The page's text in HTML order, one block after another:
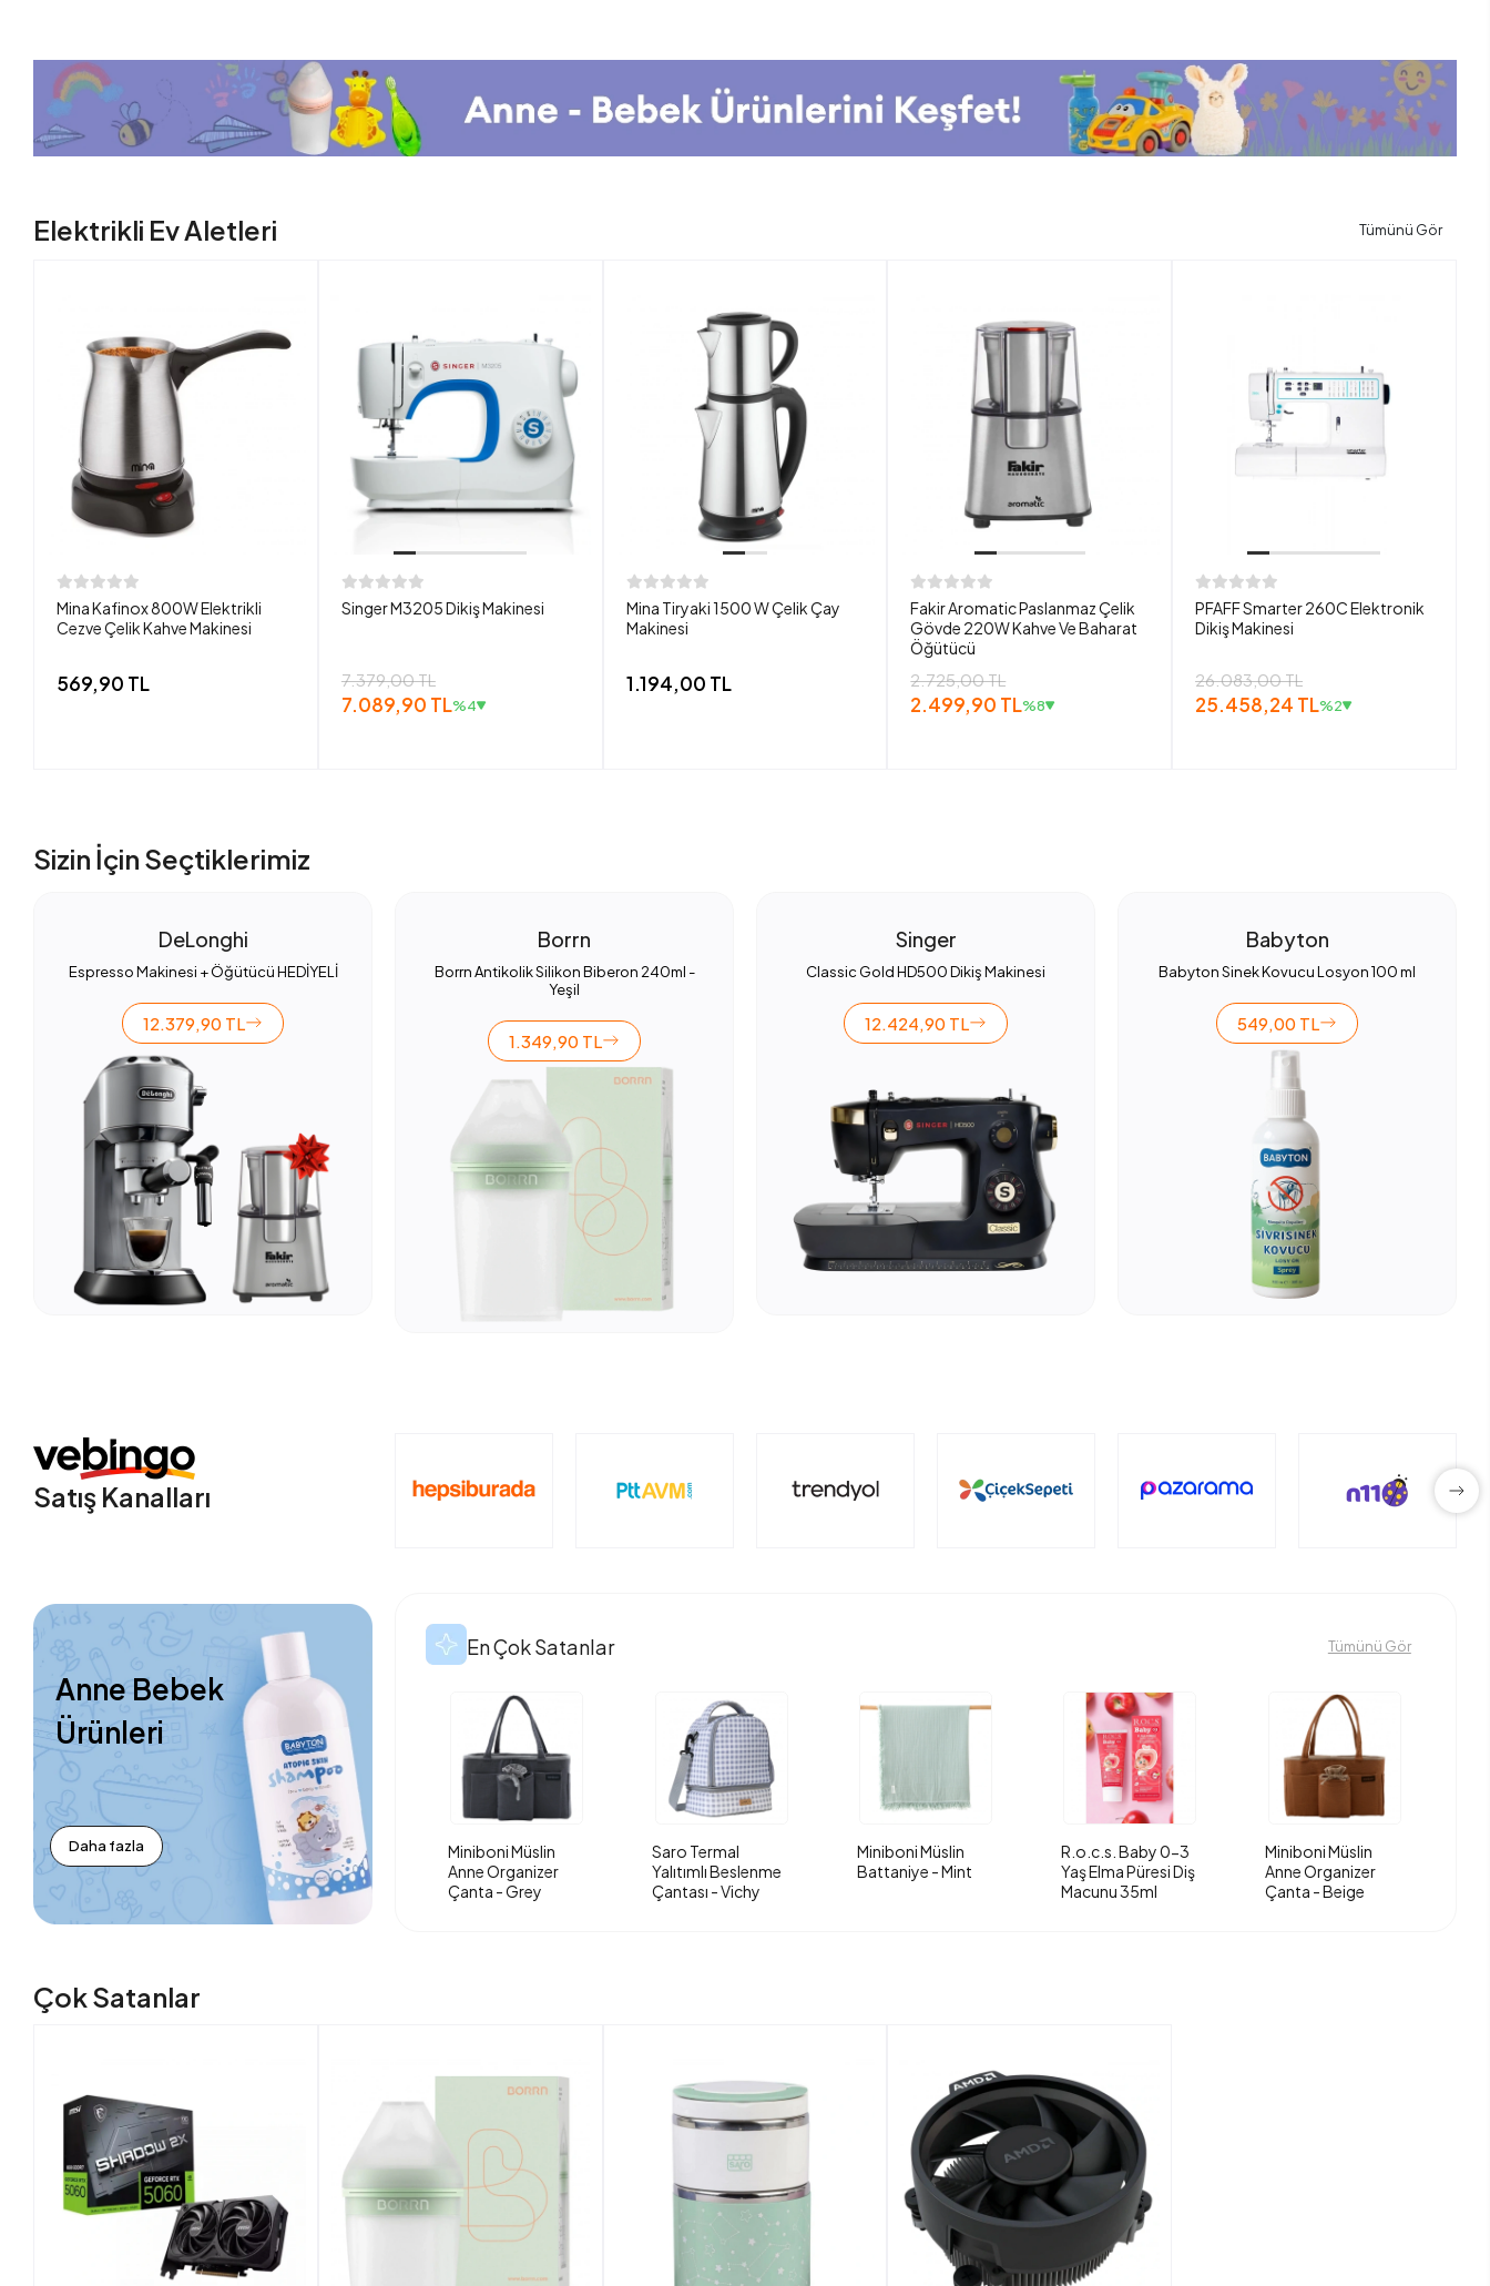
Elektrikli Ev Aletleri Tümünü Gör
Mina Kafinox 800W Elektrikli
Cezve Çelik Kahve Makinesi
569,90 TL
Singer M3205 Dikiş Makinesi
7.379,00 TL
7.089,90 TL%4
Mina Tiryaki 1500 W Çelik Çay
Makinesi
1.194,00 TL
Fakir Aromatic Paslanmaz Çelik
Gövde 220W Kahve Ve Baharat
Öğütücü
2.725,00 TL
2.499,90 TL%8
PFAFF Smarter 260C Elektronik
Dikiş Makinesi
26.083,00 TL
25.458,24 TL%2
Sizin İçin Seçtiklerimiz
DeLonghi
Espresso Makinesi + Öğütücü HEDİYELİ
12.379,90 TL
Borrn
Borrn Antikolik Silikon Biberon 240ml -
Yeşil
1.349,90 TL
Singer
Classic Gold HD500 Dikiş Makinesi
12.424,90 TL
Babyton
Babyton Sinek Kovucu Losyon 100 ml
549,00 TL
Satış Kanalları
Anne Bebek
Ürünleri
Daha fazla
En Çok Satanlar Tümünü Gör
Miniboni Müslin
Anne Organizer
Çanta - Grey
Saro Termal
Yalıtımlı Beslenme
Çantası - Vichy
Miniboni Müslin
Battaniye - Mint
R.o.c.s. Baby 0-3
Yaş Elma Püresi Diş
Macunu 35ml
Miniboni Müslin
Anne Organizer
Çanta - Beige
Çok Satanlar